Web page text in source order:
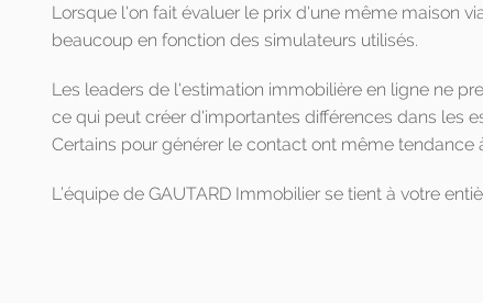
Lorsque l'on fait évaluer le prix d'une même maison
beaucoup en fonction des simulateurs utilisés.
Les leaders de l'estimation immobilière en ligne ne
ce qui peut créer d'importantes différences dans les
Certains pour générer le contact ont même tendance
L’équipe de GAUTARD Immobilier se tient à votre